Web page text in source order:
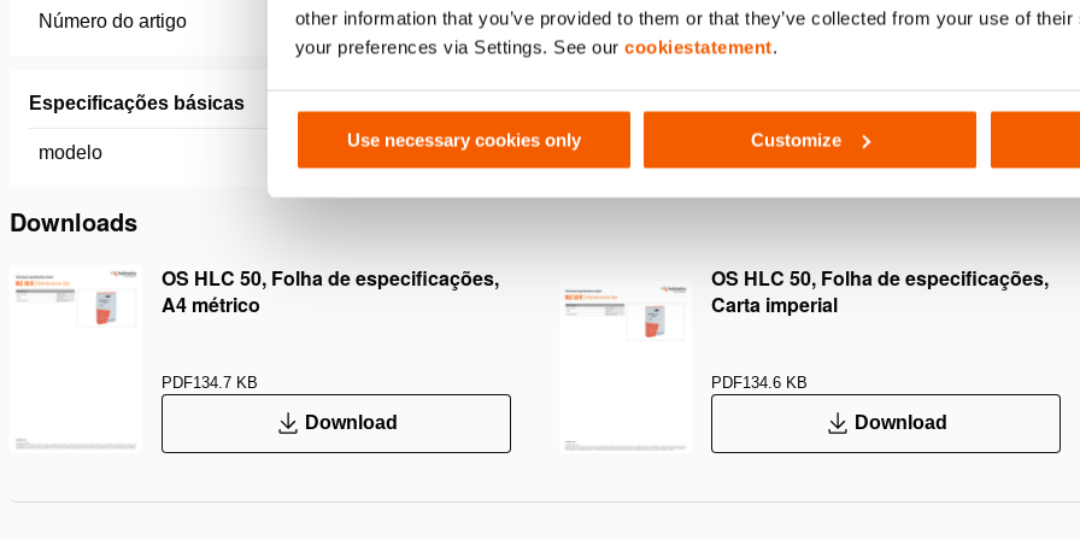
other information that you’ve provided to them or that they’ve collected from your use of
your preferences via Settings. See our cookiestatement.
Use necessary cookies only Customize
Número do artigo 100.013.250
Especificações básicas
modelo OS HLC 50
Downloads
OS HLC 50, Folha de especificações,
A4 métrico
PDF134.7 KB
Download
OS HLC 50, Folha de especificações,
Carta imperial
PDF134.6 KB
Download